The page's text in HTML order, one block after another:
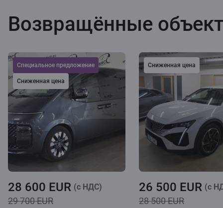
Возвращённые
Cпециальное предложение
Сниженная цена
28 600 EUR (c НДС)
29 700 EUR
Сниженная цена
26 500 EUR (c
28 500 EUR